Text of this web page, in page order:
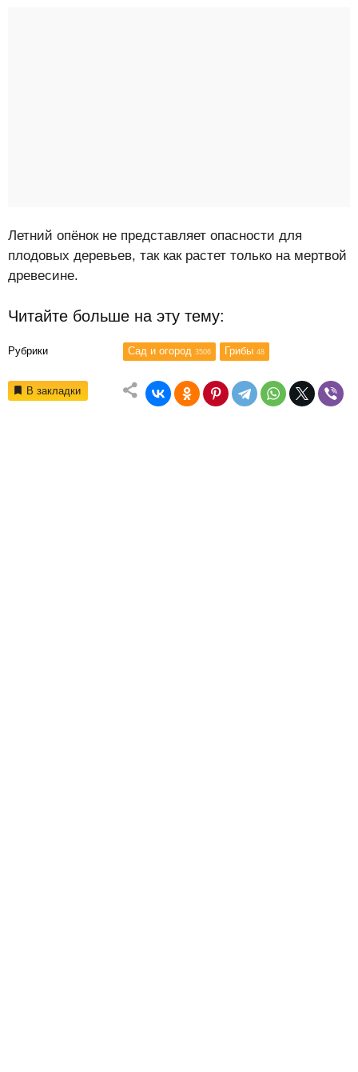
Летний опёнок не представляет опасности для
плодовых деревьев, так как растет только на мертвой
древесине.
Читайте больше на эту тему:
Рубрики Сад и огород 3506 Грибы 48
В закладки